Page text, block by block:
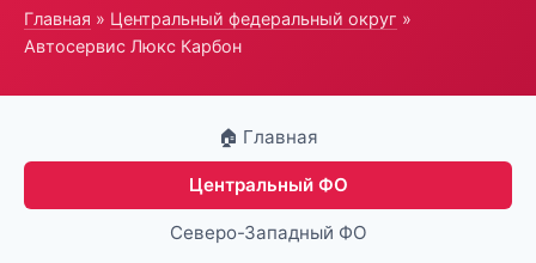
Главная » Центральный федеральный округ »
Автосервис Люкс Карбон
🏠 Главная
Центральный ФО
Северо-Западный ФО